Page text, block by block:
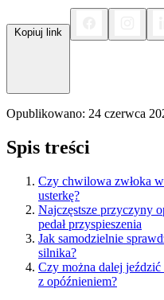
Opublikowano: 24 czerwca
Spis treści
Czy chwilowa zwłoka
usterkę?
Najczęstsze przyczyny
pedał przyspieszenia
Jak samodzielnie
silnika?
Czy można dalej
z opóźnieniem?